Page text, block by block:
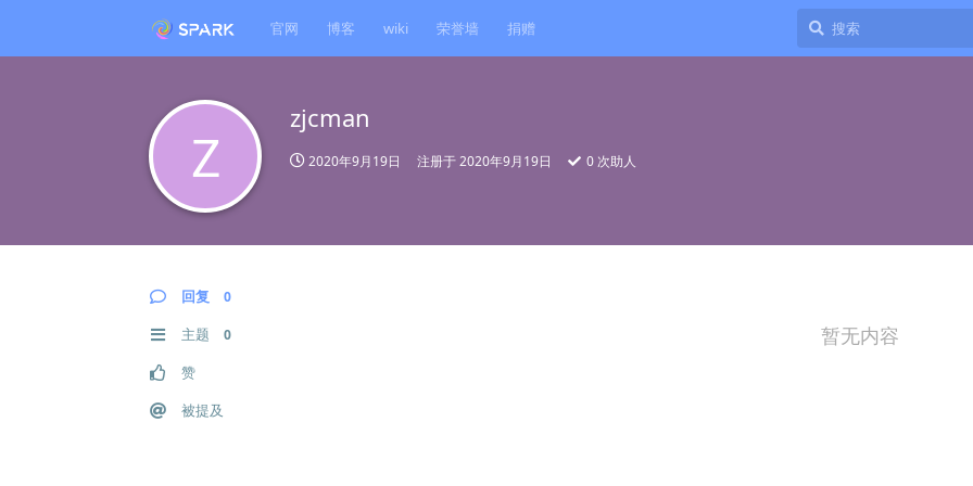
官网 博客 wiki 荣誉墙 捐赠
Z
zjcman
2020年9月19日 注册于2020年9月19日 0 次助人
回复 0
主题 0
赞
被提及
暂无内容